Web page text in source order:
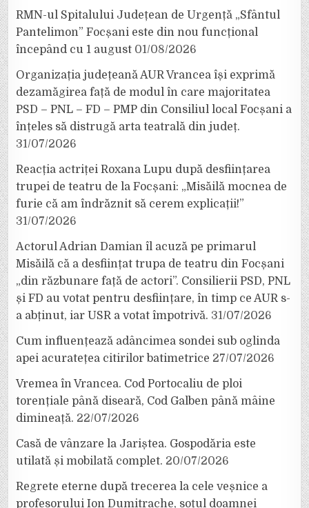
RMN-ul Spitalului Județean de Urgență „Sfântul
Pantelimon” Focșani este din nou funcțional
începând cu 1 august 01/08/2026
Organizația județeană AUR Vrancea își exprimă
dezamăgirea față de modul în care majoritatea
PSD – PNL – FD – PMP din Consiliul local Focșani a
înțeles să distrugă arta teatrală din județ.
31/07/2026
Reacția actriței Roxana Lupu după desființarea
trupei de teatru de la Focșani: „Misăilă mocnea de
furie că am îndrăznit să cerem explicații!”
31/07/2026
Actorul Adrian Damian îl acuză pe primarul
Misăilă că a desființat trupa de teatru din Focșani
„din răzbunare față de actori”. Consilierii PSD, PNL
și FD au votat pentru desființare, în timp ce AUR s-
a abținut, iar USR a votat împotrivă. 31/07/2026
Cum influențează adâncimea sondei sub oglinda
apei acuratețea citirilor batimetrice 27/07/2026
Vremea în Vrancea. Cod Portocaliu de ploi
torențiale până diseară, Cod Galben până mâine
dimineață. 22/07/2026
Casă de vânzare la Jariștea. Gospodăria este
utilată și mobilată complet. 20/07/2026
Regrete eterne după trecerea la cele veșnice a
profesorului Ion Dumitrache, soțul doamnei